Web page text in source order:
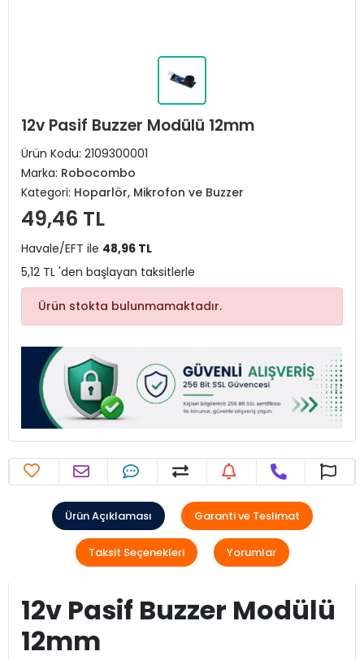
12v Pasif Buzzer Modülü 12mm
Ürün Kodu: 2109300001
Marka: Robocombo
Kategori: Hoparlör, Mikrofon ve Buzzer
49,46 TL
Havale/EFT ile 48,96 TL
5,12 TL 'den başlayan taksitlerle
Ürün stokta bulunmamaktadır.
Ürün Açıklaması Garanti ve Teslimat
Taksit Seçenekleri Yorumlar
12v Pasif Buzzer Modülü
12mm